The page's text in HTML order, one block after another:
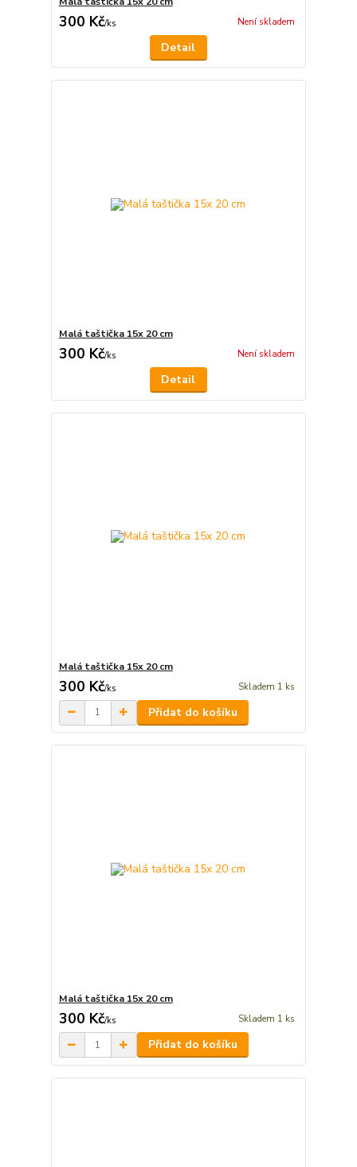
300 Kč/ks Není skladem
Detail
Malá taštička 15x 20 cm
300 Kč/ks Není skladem
Detail
Malá taštička 15x 20 cm
300 Kč/ks Skladem 1 ks
Přidat do košíku
Malá taštička 15x 20 cm
300 Kč/ks Skladem 1 ks
Přidat do košíku